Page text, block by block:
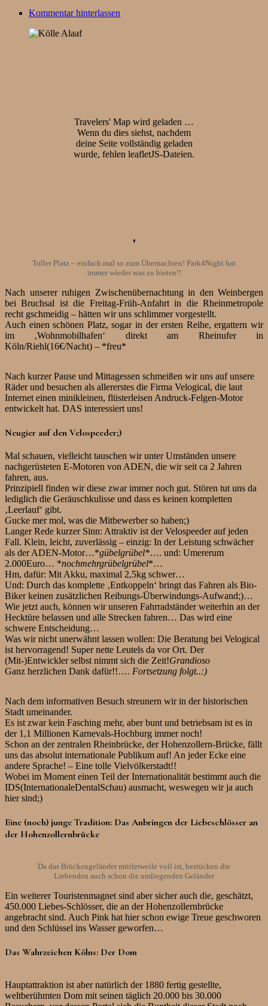
Kommentar hinterlassen
Travelers' Map wird geladen …
Wenn du dies siehst, nachdem
deine Seite vollständig geladen
wurde, fehlen leafletJS-Dateien.
❜
Toller Platz – einfach mal so zum Übernachten! Park4Night hat
immer wieder was zu bieten!!
Nach unserer ruhigen Zwischenübernachtung in den Weinbergen
bei Bruchsal ist die Freitag-Früh-Anfahrt in die Rheinmetropole
recht gschmeidig – hätten wir uns schlimmer vorgestellt.
Auch einen schönen Platz, sogar in der ersten Reihe, ergattern wir
im ‚Wohnmobilhafen‘ direkt am Rheinufer in
Köln/Riehl(16€/Nacht) – *freu*
Nach kurzer Pause und Mittagessen schmeißen wir uns auf unsere
Räder und besuchen als allererstes die Firma Velogical, die laut
Internet einen minikleinen, flüsterleisen Andruck-Felgen-Motor
entwickelt hat. DAS interessiert uns!
Neugier auf den Velospeeder;)
Mal schauen, vielleicht tauschen wir unter Umständen unsere
nachgerüsteten E-Motoren von ADEN, die wir seit ca 2 Jahren
fahren, aus.
Prinzipiell finden wir diese zwar immer noch gut. Stören tut uns da
lediglich die Geräuschkulisse und dass es keinen kompletten
‚Leerlauf‘ gibt.
Gucke mer mol, was die Mitbewerber so haben;)
Langer Rede kurzer Sinn: Attraktiv ist der Velospeeder auf jeden
Fall. Klein, leicht, zuverlässig – einzig: In der Leistung schwächer
als der ADEN-Motor…*gübelgrübel*…. und: Umererum
2.000Euro… *nochmehrgrübelgrübel*…
Hm, dafür: Mit Akku, maximal 2,5kg schwer…
Und: Durch das komplette ‚Entkoppeln‘ bringt das Fahren als Bio-
Biker keinen zusätzlichen Reibungs-Überwindungs-Aufwand;)…
Wie jetzt auch, können wir unseren Fahrradständer weiterhin an der
Hecktüre belassen und alle Strecken fahren… Das wird eine
schwere Entscheidung…
Was wir nicht unerwähnt lassen wollen: Die Beratung bei Velogical
ist hervorragend! Super nette Leutels da vor Ort. Der
(Mit-)Entwickler selbst nimmt sich die Zeit!Grandioso
Ganz herzlichen Dank dafür!!…. Fortsetzung folgt..:)
Nach dem informativen Besuch streunern wir in der historischen
Stadt umeinander.
Es ist zwar kein Fasching mehr, aber bunt und betriebsam ist es in
der 1,1 Millionen Karnevals-Hochburg immer noch!
Schon an der zentralen Rheinbrücke, der Hohenzollern-Brücke, fällt
uns das absolut internationale Publikum auf! An jeder Ecke eine
andere Sprache! – Eine tolle Vielvölkerstadt!!
Wobei im Moment einen Teil der Internationalität bestimmt auch die
IDS(InternationaleDentalSchau) ausmacht, weswegen wir ja auch
hier sind;)
Eine (noch) junge Tradition: Das Anbringen der Liebeschlösser an
der Hohenzollernbrücke
Da das Brückengeländer mittlerweile voll ist, bestücken die
Liebenden auch schon die umliegenden Geländer
Ein weiterer Touristenmagnet sind aber sicher auch die, geschätzt,
450.000 Liebes-Schlösser, die an der Hohenzollernbrücke
angebracht sind. Auch Pink hat hier schon ewige Treue geschworen
und den Schlüssel ins Wasser geworfen…
Das Wahrzeichen Kölns: Der Dom
Hauptattraktion ist aber natürlich der 1880 fertig gestellte,
weltberühmten Dom mit seinen täglich 20.000 bis 30.000